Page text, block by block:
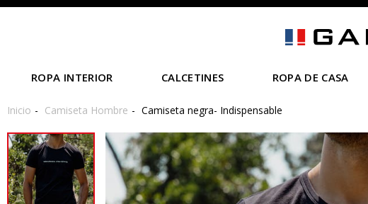
ROPA INTERIOR CALCETINES ROPA DE CASA
Inicio Camiseta Hombre Camiseta negra- Indispensable